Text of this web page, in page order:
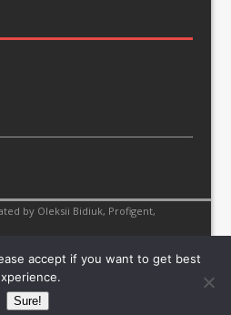
by Oleksii Bidiuk, Profigent,
accept if you want to get best
Sure!